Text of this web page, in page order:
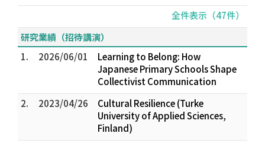
全件表示（47件）
研究業績（招待講演）
1.
2026/06/01
Learning to Belong: How
Japanese Primary Schools Shape
Collectivist Communication
2.
2023/04/26
Cultural Resilience (Turke
University of Applied Sciences,
Finland)